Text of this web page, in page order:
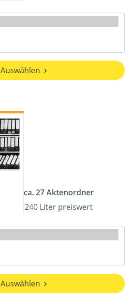
Auswählen
ca. 27 Aktenordner
240 Liter preiswert
Auswählen